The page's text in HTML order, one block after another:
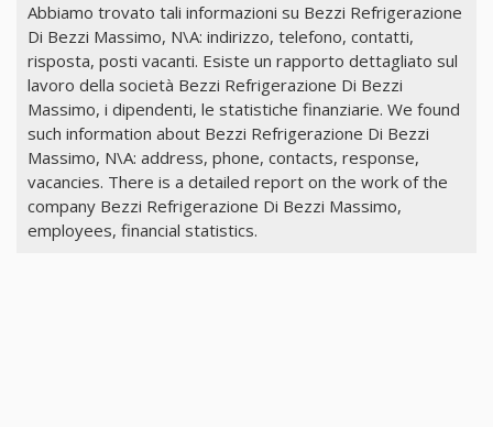
Abbiamo trovato tali informazioni su Bezzi Refrigerazione
Di Bezzi Massimo, N\A: indirizzo, telefono, contatti,
risposta, posti vacanti. Esiste un rapporto dettagliato sul
lavoro della società Bezzi Refrigerazione Di Bezzi
Massimo, i dipendenti, le statistiche finanziarie. We found
such information about Bezzi Refrigerazione Di Bezzi
Massimo, N\A: address, phone, contacts, response,
vacancies. There is a detailed report on the work of the
company Bezzi Refrigerazione Di Bezzi Massimo,
employees, financial statistics.